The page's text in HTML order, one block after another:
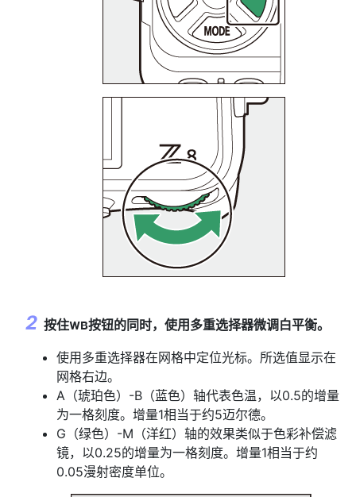
按住U按钮的同时，使用多重选择器微调白平衡。
使用多重选择器在网格中定位光标。所选值显示在
网格右边。
A（琥珀色）-B（蓝色）轴代表色温，以0.5的增量
为一格刻度。增量1相当于约5迈尔德。
G（绿色）-M（洋红）轴的效果类似于色彩补偿滤
镜，以0.25的增量为一格刻度。增量1相当于约
0.05漫射密度单位。